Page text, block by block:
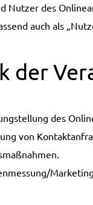
Nutzer des
auch als
der
des
von
Marketing